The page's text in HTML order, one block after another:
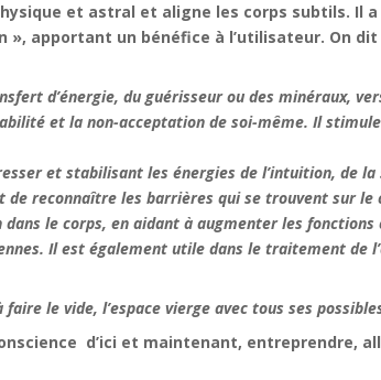
et astral et aligne les corps subtils. Il
apportant un bénéfice à l’utilisateur. On
d’énergie, du guérisseur ou des minéraux,
et la non-acceptation de soi-même. Il
et stabilisant les énergies de l’intuition, de
reconnaître les barrières qui se trouvent sur le
le corps, en aidant à augmenter les
Il est également utile dans le traitement de
le vide, l’espace vierge avec tous ses
d’ici et maintenant, entreprendre,